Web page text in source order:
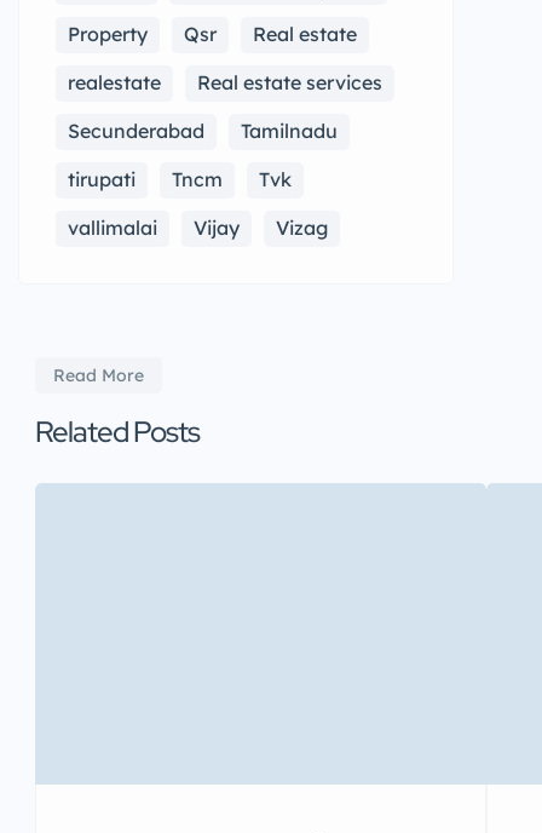
Property
Qsr
Real estate
realestate
Real estate services
Secunderabad
Tamilnadu
tirupati
Tncm
Tvk
vallimalai
Vijay Vizag
Read More
Related Posts